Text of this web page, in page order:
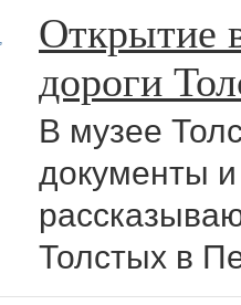
Открытие
дороги
В музее
документы
Толстых в